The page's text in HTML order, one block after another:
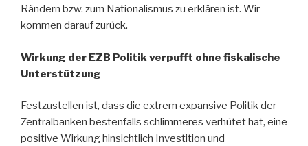
Rändern bzw. zum Nationalismus zu erklären ist. Wir
kommen darauf zurück.
Wirkung der EZB Politik verpufft ohne fiskalische
Unterstützung
Festzustellen ist, dass die extrem expansive Politik der
Zentralbanken bestenfalls schlimmeres verhütet hat, eine
positive Wirkung hinsichtlich Investition und